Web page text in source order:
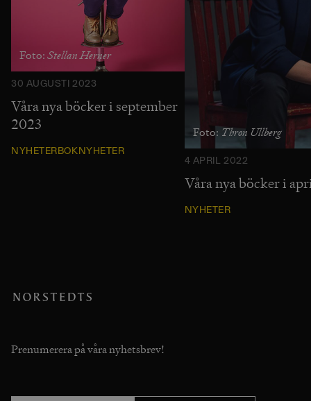
Foto:Stellan Herner
30 AUGUSTI 2023
Våra nya böcker i september
2023
NYHETER BOKNYHETER
Foto:Thron Ullberg
4 APRIL 2022
Våra nya böcker i
NYHETER
Prenumerera på våra nyhetsbrev!